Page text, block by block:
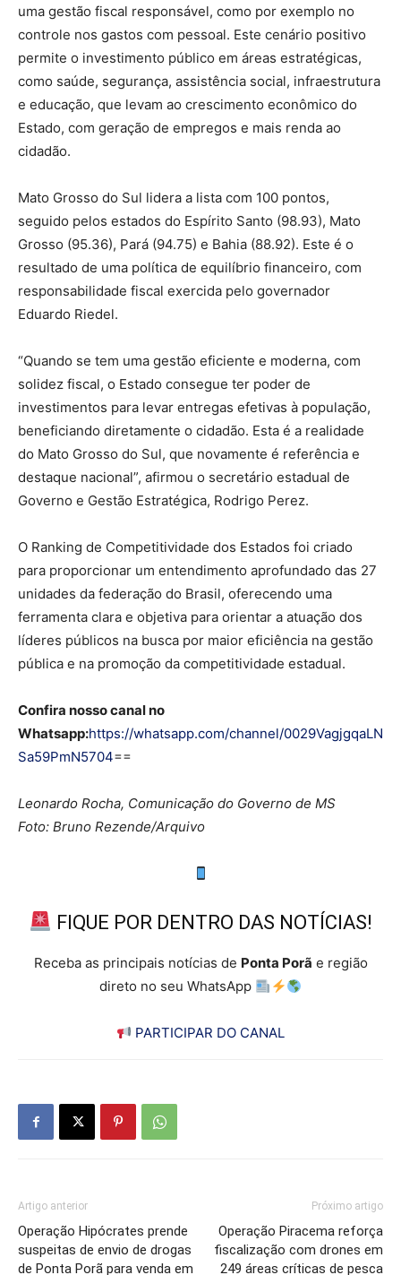
uma gestão fiscal responsável, como por exemplo no
controle nos gastos com pessoal. Este cenário positivo
permite o investimento público em áreas estratégicas,
como saúde, segurança, assistência social, infraestrutura
e educação, que levam ao crescimento econômico do
Estado, com geração de empregos e mais renda ao
cidadão.
Mato Grosso do Sul lidera a lista com 100 pontos,
seguido pelos estados do Espírito Santo (98.93), Mato
Grosso (95.36), Pará (94.75) e Bahia (88.92). Este é o
resultado de uma política de equilíbrio financeiro, com
responsabilidade fiscal exercida pelo governador
Eduardo Riedel.
“Quando se tem uma gestão eficiente e moderna, com
solidez fiscal, o Estado consegue ter poder de
investimentos para levar entregas efetivas à população,
beneficiando diretamente o cidadão. Esta é a realidade
do Mato Grosso do Sul, que novamente é referência e
destaque nacional”, afirmou o secretário estadual de
Governo e Gestão Estratégica, Rodrigo Perez.
O Ranking de Competitividade dos Estados foi criado
para proporcionar um entendimento aprofundado das 27
unidades da federação do Brasil, oferecendo uma
ferramenta clara e objetiva para orientar a atuação dos
líderes públicos na busca por maior eficiência na gestão
pública e na promoção da competitividade estadual.
Confira nosso canal no
Whatsapp:https://whatsapp.com/channel/0029VagjgqaLN
Sa59PmN5704==
Leonardo Rocha, Comunicação do Governo de MS
Foto: Bruno Rezende/Arquivo
FIQUE POR DENTRO DAS NOTÍCIAS!
Receba as principais notícias de Ponta Porã e região
direto no seu WhatsApp
PARTICIPAR DO CANAL
Artigo anterior
Operação Hipócrates prende
suspeitas de envio de drogas
de Ponta Porã para venda em
Próximo artigo
Operação Piracema reforça
fiscalização com drones em
249 áreas críticas de pesca